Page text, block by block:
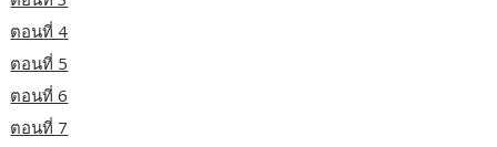
ตอนที่ 4
ตอนที่ 5
ตอนที่ 6
ตอนที่ 7